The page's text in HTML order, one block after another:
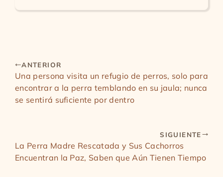
ANTERIOR
Una persona visita un refugio de perros, solo para
encontrar a la perra temblando en su jaula; nunca
se sentirá suficiente por dentro
SIGUIENTE
La Perra Madre Rescatada y Sus Cachorros
Encuentran la Paz, Saben que Aún Tienen Tiempo